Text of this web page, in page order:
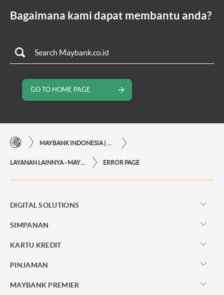
Bagaimana kami dapat membantu anda?
GO TO HOME PAGE
ERROR PAGE
DIGITAL SOLUTIONS
SIMPANAN
KARTU KREDIT
PINJAMAN
MAYBANK PREMIER